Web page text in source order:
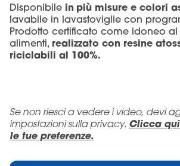
Disponibile in più misure e colori
lavabile in lavastoviglie con
Prodotto certificato come idoneo
alimenti, realizzato con resine
riciclabili al 100%.
Se non riesci a vedere i video, devi
impostazioni sulla privacy. Clicca
le tue preferenze.